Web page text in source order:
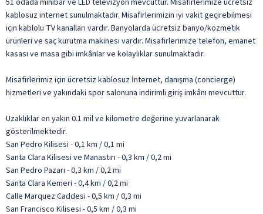
kablosuz internet sunulmaktadır. Misafirlerimizin iyi vakit geçirebilmesi
için kablolu TV kanalları vardır. Banyolarda ücretsiz banyo/kozmetik
ürünleri ve saç kurutma makinesi vardır. Misafirlerimize telefon, emanet
kasası ve masa gibi imkânlar ve kolaylıklar sunulmaktadır.
Misafirlerimiz için ücretsiz kablosuz İnternet, danışma (concierge)
hizmetleri ve yakındaki spor salonuna indirimli giriş imkânı mevcuttur.
Uzaklıklar en yakın 0.1 mil ve kilometre değerine yuvarlanarak
gösterilmektedir.
San Pedro Kilisesi - 0,1 km / 0,1 mi
Santa Clara Kilisesi ve Manastırı - 0,3 km / 0,2 mi
San Pedro Pazarı - 0,3 km / 0,2 mi
Santa Clara Kemeri - 0,4 km / 0,2 mi
Calle Marquez Caddesi - 0,5 km / 0,3 mi
San Francisco Kilisesi - 0,5 km / 0,3 mi